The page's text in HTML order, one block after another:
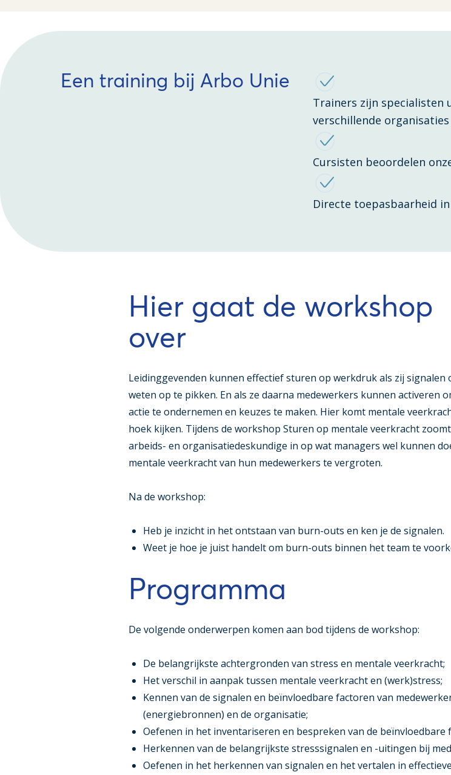
Een training bij Arbo Unie
Trainers zijn
verschillende
Cursisten beoordelen
Directe toepasbaarheid
Hier gaat de workshop
over
Leidinggevenden kunnen effectief sturen op werkdruk als zij signalen
weten op te pikken. En als ze daarna medewerkers kunnen activeren
actie te ondernemen en keuzes te maken. Hier komt mentale
hoek kijken. Tijdens de workshop Sturen op mentale veerkracht
arbeids- en organisatiedeskundige in op wat managers wel kunnen
mentale veerkracht van hun medewerkers te vergroten.
Na de workshop:
Heb je inzicht in het ontstaan van burn-outs en ken je de signalen.
Weet je hoe je juist handelt om burn-outs binnen het team te
Programma
De volgende onderwerpen komen aan bod tijdens de workshop:
De belangrijkste achtergronden van stress en mentale veerkracht;
Het verschil in aanpak tussen mentale veerkracht en (werk)stress;
Kennen van de signalen en beïnvloedbare factoren van
(energiebronnen) en de organisatie;
Oefenen in het inventariseren en bespreken van de beïnvloedbare
Herkennen van de belangrijkste stresssignalen en -uitingen bij
Oefenen in het herkennen van signalen en het vertalen in effectieve